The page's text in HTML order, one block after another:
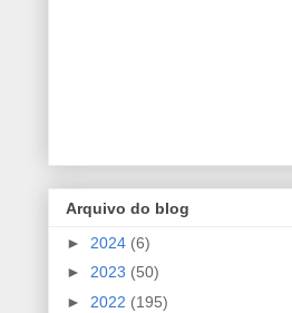
Arquivo do blog
► 2024 (6)
► 2023 (50)
► 2022 (195)